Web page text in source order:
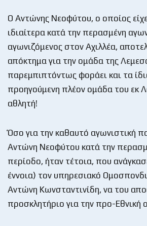
Ο Αντώνης Νεοφύτου, ο οποίος είχε
ιδιαίτερα κατά την περασμένη
αγωνιζόμενος στον Αχιλλέα,
απόκτημα για την ομάδα της
παρεμπιπτόντως φοράει και τα
προηγούμενη πλέον ομάδα του εκ
αθλητή!
Όσο για την καθαυτό αγωνιστική
Αντώνη Νεοφύτου κατά την
περίοδο, ήταν τέτοια, που
έννοια) τον υπηρεσιακό
Αντώνη Κωνσταντινίδη, να του
προσκλητήριο για την προ-Εθνική